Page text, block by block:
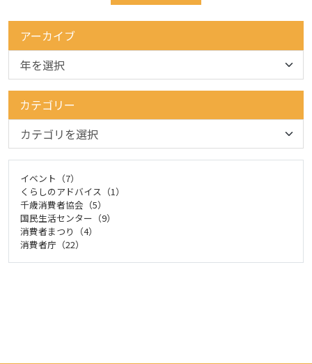
アーカイブ
カテゴリー
イベント（7）
くらしのアドバイス（1）
千歳消費者協会（5）
国民生活センター（9）
消費者まつり（4）
消費者庁（22）